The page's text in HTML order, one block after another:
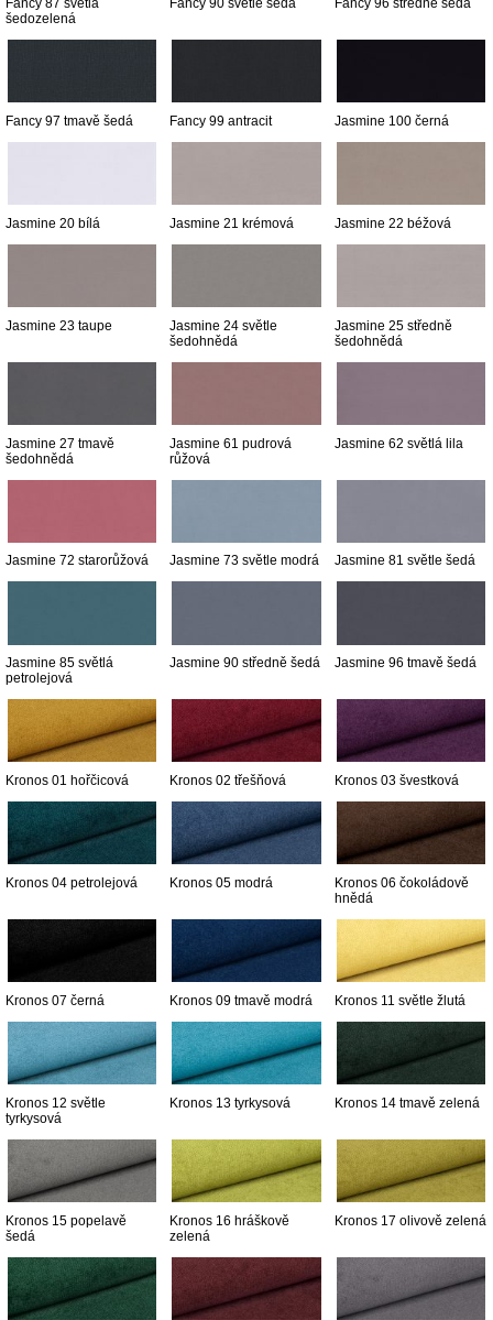
Fancy 87 světlá
šedozelená
Fancy 90 světle šedá Fancy 96 středně šedá
Fancy 97 tmavě šedá Fancy 99 antracit Jasmine 100 černá
Jasmine 20 bílá Jasmine 21 krémová Jasmine 22 béžová
Jasmine 23 taupe
Jasmine 24 světle
šedohnědá
Jasmine 25 středně
šedohnědá
Jasmine 27 tmavě
šedohnědá
Jasmine 61 pudrová
růžová
Jasmine 62 světlá lila
Jasmine 72 starorůžová Jasmine 73 světle modrá Jasmine 81 světle šedá
Jasmine 85 světlá
petrolejová
Jasmine 90 středně šedá Jasmine 96 tmavě šedá
Kronos 01 hořčicová Kronos 02 třešňová Kronos 03 švestková
Kronos 04 petrolejová Kronos 05 modrá
Kronos 06 čokoládově
hnědá
Kronos 07 černá Kronos 09 tmavě modrá Kronos 11 světle žlutá
Kronos 12 světle
tyrkysová
Kronos 13 tyrkysová Kronos 14 tmavě zelená
Kronos 15 popelavě
šedá
Kronos 16 hráškově
zelená
Kronos 17 olivově zelená